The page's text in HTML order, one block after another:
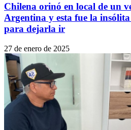
Chilena orinó en local de un
Argentina y esta fue la
para dejarla ir
27 de enero de 2025